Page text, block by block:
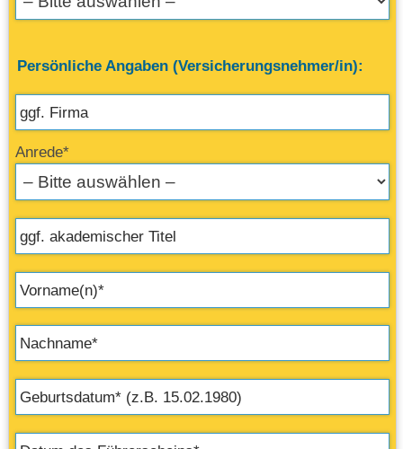
Persönliche Angaben (Versicherungsnehmer/in):
Anrede*